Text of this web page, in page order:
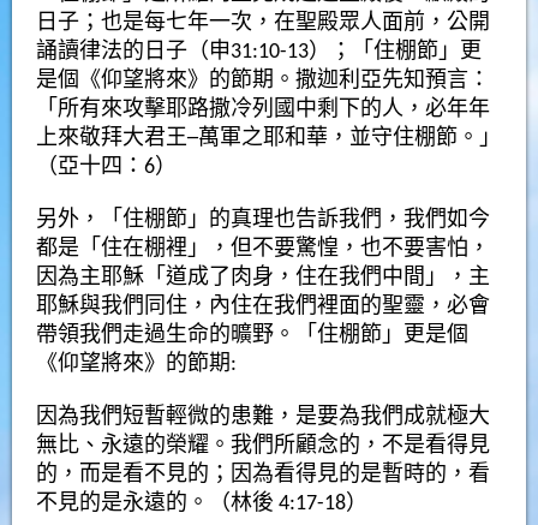
日子；也是每七年一次，在聖殿眾人面前，公開
誦讀律法的日子（申31:10-13）；「住棚節」更
是個《仰望將來》的節期。撒迦利亞先知預言：
「所有來攻擊耶路撒冷列國中剩下的人，必年年
上來敬拜大君王─萬軍之耶和華，並守住棚節。」
（亞十四：6）
另外，「住棚節」的真理也告訴我們，我們如今
都是「住在棚裡」，但不要驚惶，也不要害怕，
因為主耶穌「道成了肉身，住在我們中間」，主
耶穌與我們同住，內住在我們裡面的聖靈，必會
帶領我們走過生命的曠野。「住棚節」更是個
《仰望將來》的節期:
因為我們短暫輕微的患難，是要為我們成就極大
無比、永遠的榮耀。我們所顧念的，不是看得見
的，而是看不見的；因為看得見的是暫時的，看
不見的是永遠的。（林後 4:17-18）